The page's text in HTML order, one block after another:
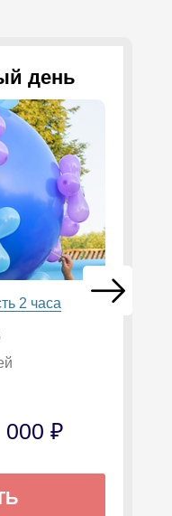
день
2 часа
000 ₽